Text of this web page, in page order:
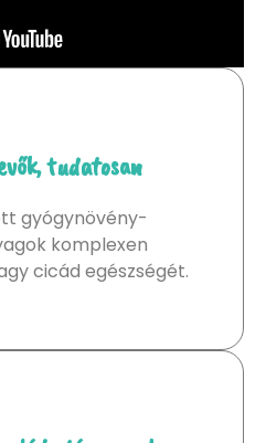
tudatosan
gyógynövény-
komplexen
cicád egészségét.